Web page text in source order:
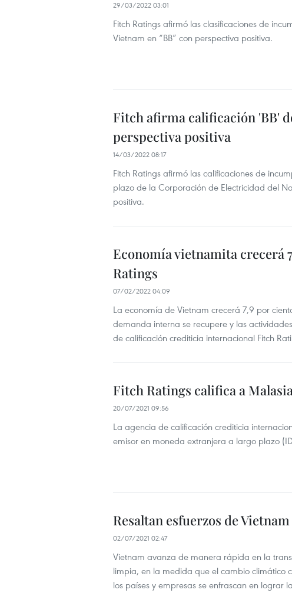
29/03/2022 03:01
Fitch Ratings afirmó las clasificaciones de
Vietnam en “BB” con perspectiva positiva.
Fitch afirma calificación 'BB'
perspectiva positiva
14/03/2022 08:17
Fitch Ratings afirmó las calificaciones de
plazo de la Corporación de Electricidad del
positiva.
Economía vietnamita crecerá
Ratings
07/02/2022 04:09
La economía de Vietnam crecerá 7,9 por
demanda interna se recupere y las
de calificación crediticia internacional Fitch
Fitch Ratings califica a
20/07/2021 09:56
La agencia de calificación crediticia
emisor en moneda extranjera a largo plazo
Resaltan esfuerzos de
02/07/2021 02:47
Vietnam avanza de manera rápida en la
limpia, en la medida que el cambio climático
los países y empresas se enfrascan en lograr